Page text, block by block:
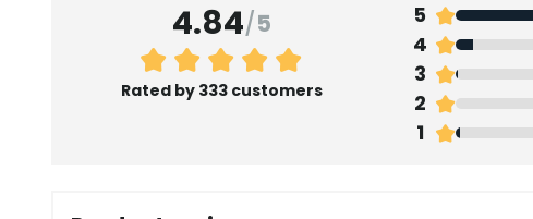
4.84/5
Rated by 333 customers
5
4
3
2
1